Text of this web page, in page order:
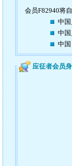
会员F82940将
中
中
中国
应征者会员